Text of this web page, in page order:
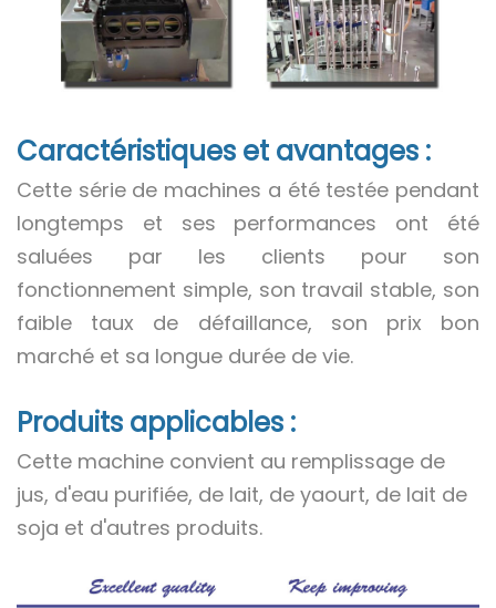
Caractéristiques et avantages :
Cette série de machines a été testée pendant
longtemps et ses performances ont été
saluées par les clients pour son
fonctionnement simple, son travail stable, son
faible taux de défaillance, son prix bon
marché et sa longue durée de vie.
Produits applicables :
Cette machine convient au remplissage de
jus, d'eau purifiée, de lait, de yaourt, de lait de
soja et d'autres produits.